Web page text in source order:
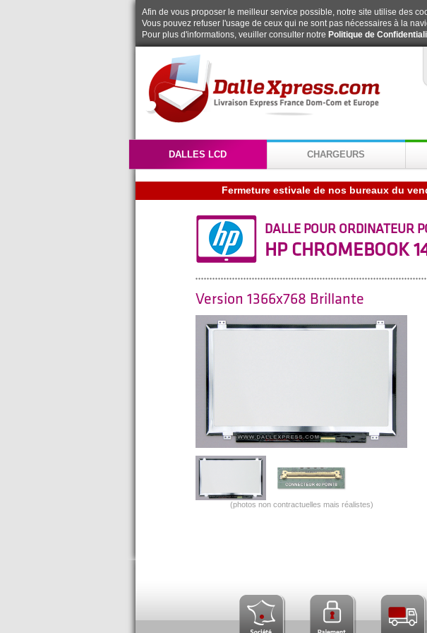
Afin de vous proposer le meilleur service possible, notre site utilise des
Vous pouvez refuser l'usage de ceux qui ne sont pas nécessaires à la
Pour plus d'informations, veuiller consulter notre Politique de
DALLES LCD CHARGEURS
Fermeture estivale de nos bureaux du
DALLE POUR ORDINATEUR
HP CHROMEBOOK
Version 1366x768 Brillante
(photos non contractuelles mais réalistes)